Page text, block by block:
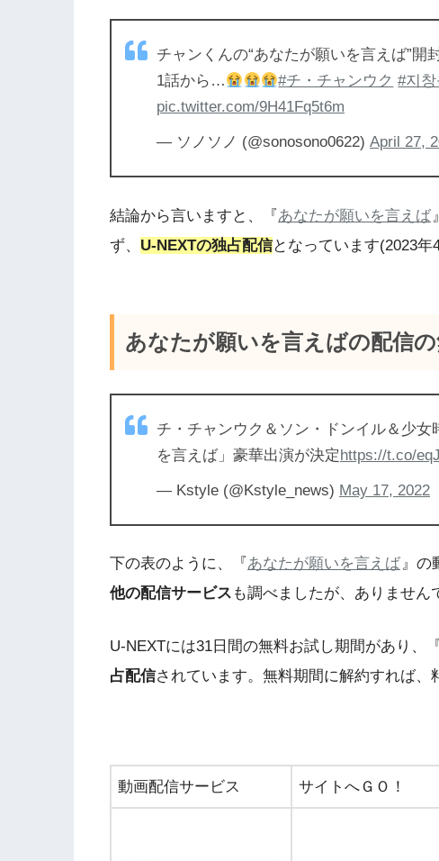
チャンくんの“あなたが願いを言えば”開封
1話から…
#チ・チャンウク #지창
pic.twitter.com/9H41Fq5t6m
— ソノソノ (@sonosono0622) April 27,
結論から言いますと、『あなたが願いを言えば
ず、 U-NEXTの独占配信となっています(2023年
あなたが願いを言えばの配信
チ・チャンウク＆ソン・ドンイル＆少
を言えば」豪華出演が決定https://t.co/
— Kstyle (@Kstyle_news) May 17, 2022
下の表のように、『あなたが願いを言えば』の
他の配信サービス も調べましたが、ありません
U-NEXTには31日間の無料お試し期間があり、『
占配信されています。無料期間に解約すれば、
動画配信サービス サイトへＧＯ！